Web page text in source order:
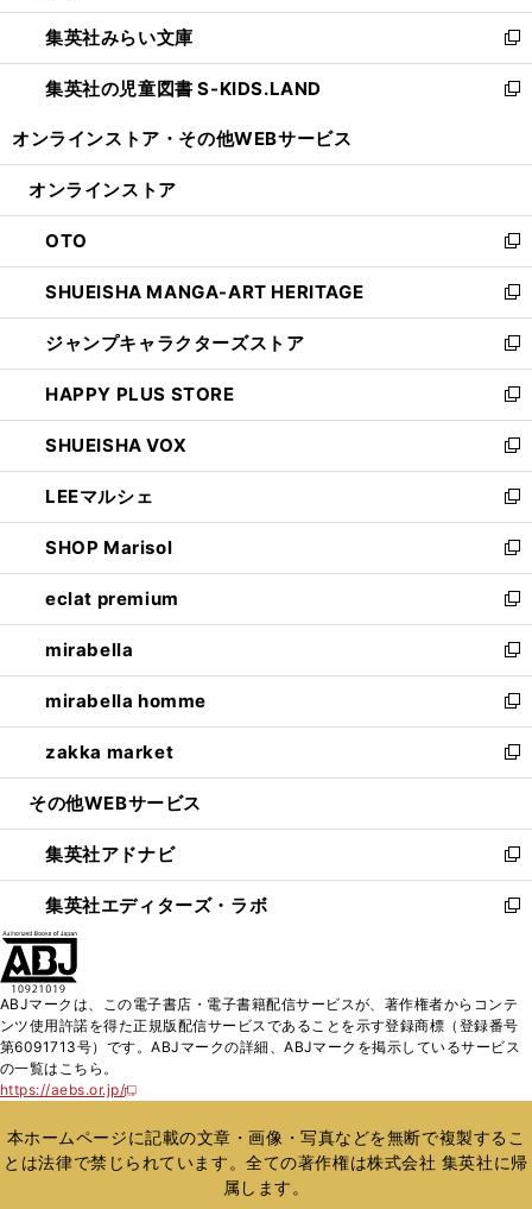
開
く
ウ
で
開
く
ン
ド
ウ
で
ウ
ィ
ン
ド
開
集英社みらい文庫
新
し
い
ン
ウ
で
開
く
集英社の児童図書 S-KIDS.LAND
新
ウ
ン
ド
ウ
で
開
く
オンラインストア・ その他WEBサービス
オンラインストア
OTO
新
し
い
ウ
ィ
ン
ド
ウ
で
開
く
SHUEISHA MANGA-ART HERITAGE
新
し
い
ウ
ィ
ン
ド
ウ
で
開
く
ジャンプキャラクターズストア
新
し
い
ウ
ィ
ン
ド
ウ
で
開
く
HAPPY PLUS STORE
新
し
い
ウ
ィ
ン
ド
ウ
で
開
く
SHUEISHA VOX
新
し
い
ウ
ィ
ン
ド
ウ
で
開
く
LEEマルシェ
新
し
い
ウ
ィ
ン
ド
ウ
で
開
く
SHOP Marisol
新
し
い
ウ
ィ
ン
ド
ウ
で
開
eclat premium
新
し
い
ウ
ィ
ン
ド
ウ
開
く
mirabella
新
し
い
ウ
ィ
ン
ウ
で
開
く
mirabella homme
新
し
い
ウ
ン
ド
ウ
で
zakka market
新
し
ウ
ィ
ン
ド
く
その他WEBサービス
集英社アドナビ
新
し
い
ド
ウ
で
集英社エディターズ・ラボ
新
ィ
ン
ド
開
く
ABJマークは、この電子書店・電子書籍配信サービスが、著作権者からコンテ
ンツ使用許諾を得た正規版配信サービスであることを示す登録商標（登録番号
第6091713号）です。ABJマークの詳細、ABJマークを掲示しているサービス
の一覧はこちら。
https://aebs.or.jp/
新
い
ウ
ィ
本ホームページに記載の文章・画像・写真などを無断で複製するこ
とは法律で禁じられています。全ての著作権は株式会社 集英社に帰
属します。